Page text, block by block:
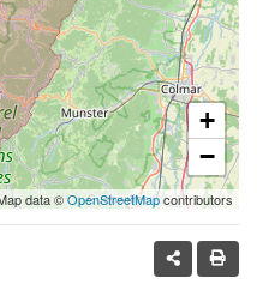
+
−
data ©OpenStreetMapcontributors